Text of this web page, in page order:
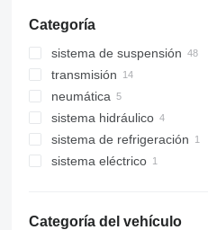
Categoría
sistema de suspensión
bombas de dirección
engranajes de dirección
columnas de dirección
dirección asistida
cremalleras de dirección
transmisión
cajas de cambios
árboles de transmisión
tomas de fuerza
reductores
neumática
compresores neumáticos
válvulas neumáticas
sistema hidráulico
bombas hidráulicas
bombas de engranajes
sistema de refrigeración
depósitos de refrigerante
sistema eléctrico
Categoría del vehículo